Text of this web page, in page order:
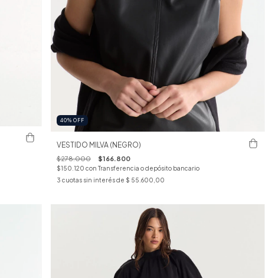
40% OFF
VESTIDO MILVA (NEGRO)
$278.000 $166.800
$150.120 con Transferencia o depósito bancario
3 cuotas sin interés de $ 55.600,00